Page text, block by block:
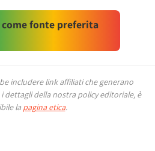
come fonte preferita
includere link affiliati che generano
dettagli della nostra policy editoriale, è
la pagina etica.